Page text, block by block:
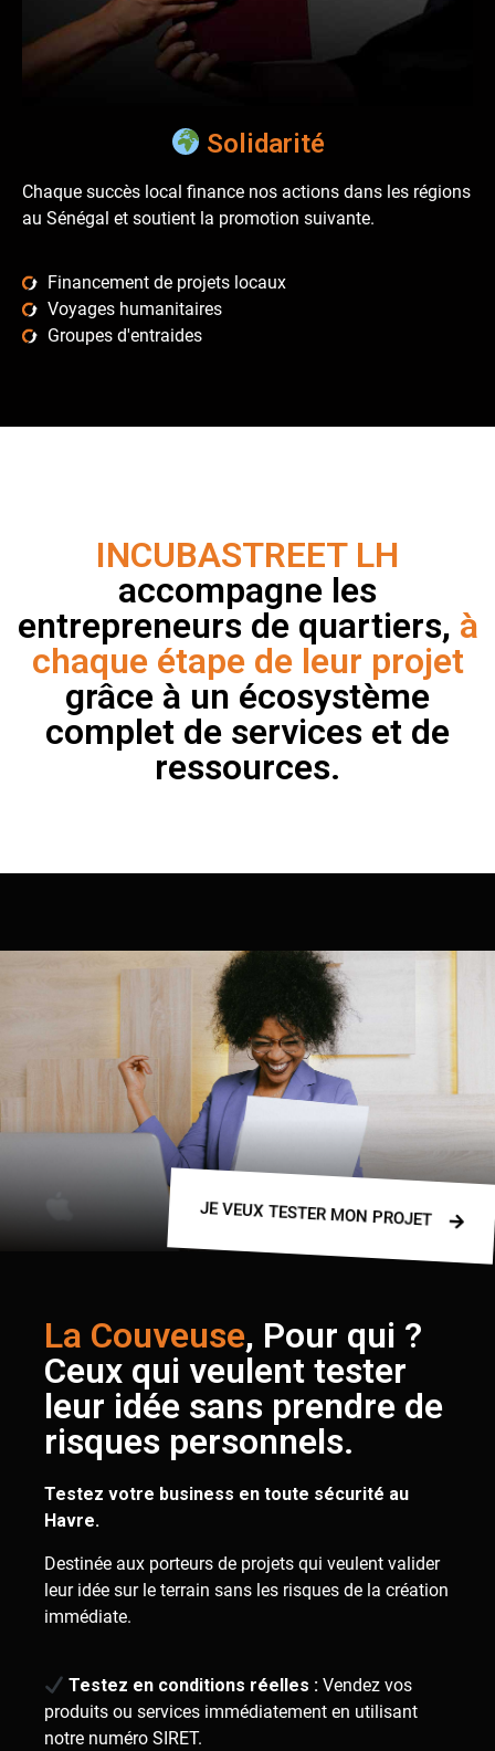
Solidarité
Chaque succès local finance nos actions dans les régions
au Sénégal et soutient la promotion suivante.
Financement de projets locaux
Voyages humanitaires
Groupes d'entraides
INCUBASTREET LH
accompagne les
entrepreneurs de quartiers, à
chaque étape de leur projet
grâce à un écosystème
complet de services et de
ressources.
JE VEUX TESTER MON PROJET
La Couveuse, Pour qui ?
Ceux qui veulent tester
leur idée sans prendre de
risques personnels.
Testez votre business en toute sécurité au
Havre.
Destinée aux porteurs de projets qui veulent valider
leur idée sur le terrain sans les risques de la création
immédiate.
Testez en conditions réelles : Vendez vos
produits ou services immédiatement en utilisant
notre numéro SIRET.